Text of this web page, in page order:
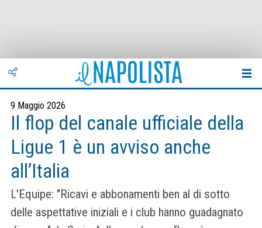
9 Maggio 2026
Il flop del canale ufficiale della
Ligue 1 è un avviso anche
all’Italia
L'Equipe: "Ricavi e abbonamenti ben al di sotto
delle aspettative iniziali e i club hanno guadagnato